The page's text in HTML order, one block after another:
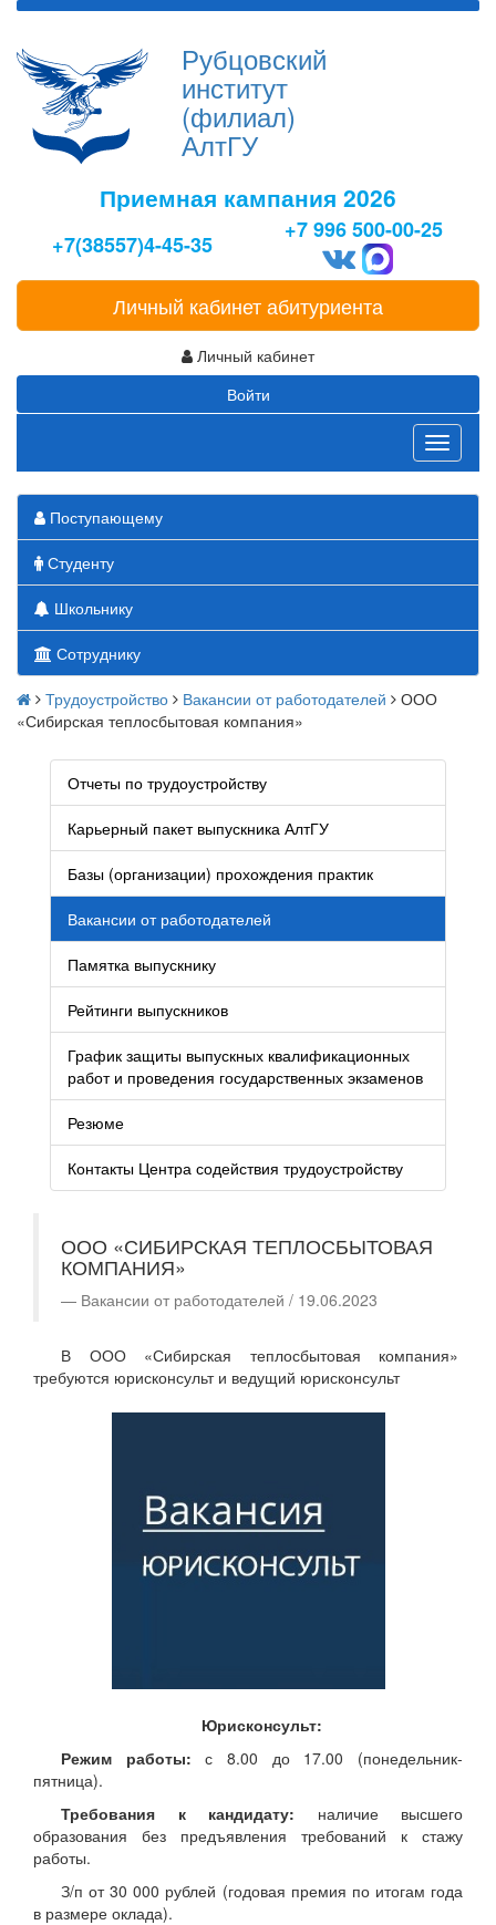
Рубцовский
институт
(филиал)
АлтГУ
Приемная кампания 2026
+7(38557)4-45-35
+7 996 500-00-25
Личный кабинет абитуриента
Личный кабинет
Войти
Toggle
Поступающему
Студенту
Школьнику
Сотруднику
Трудоустройство Вакансии от работодателей
ООО
«Сибирская теплосбытовая компания»
Отчеты по трудоустройству
Карьерный пакет выпускника АлтГУ
Базы (организации) прохождения практик
Вакансии от работодателей
Памятка выпускнику
Рейтинги выпускников
График защиты выпускных квалификационных
работ и проведения государственных экзаменов
Резюме
Контакты Центра содействия трудоустройству
ООО «СИБИРСКАЯ ТЕПЛОСБЫТОВАЯ
КОМПАНИЯ»
Вакансии от работодателей / 19.06.2023
В ООО «Сибирская теплосбытовая компания»
требуются юрисконсульт и ведущий юрисконсульт
Юрисконсульт:
Режим работы: с 8.00 до 17.00 (понедельник-
пятница).
Требования к кандидату: наличие высшего
образования без предъявления требований к стажу
работы.
З/п от 30 000 рублей (годовая премия по итогам года
в размере оклада).